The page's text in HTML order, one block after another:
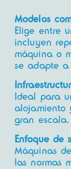
Modelos
Elige entre
incluyen
máquina o
se adapte a
Ideal para
alojamiento
gran escala.
Enfoque de
Máquinas
las normas